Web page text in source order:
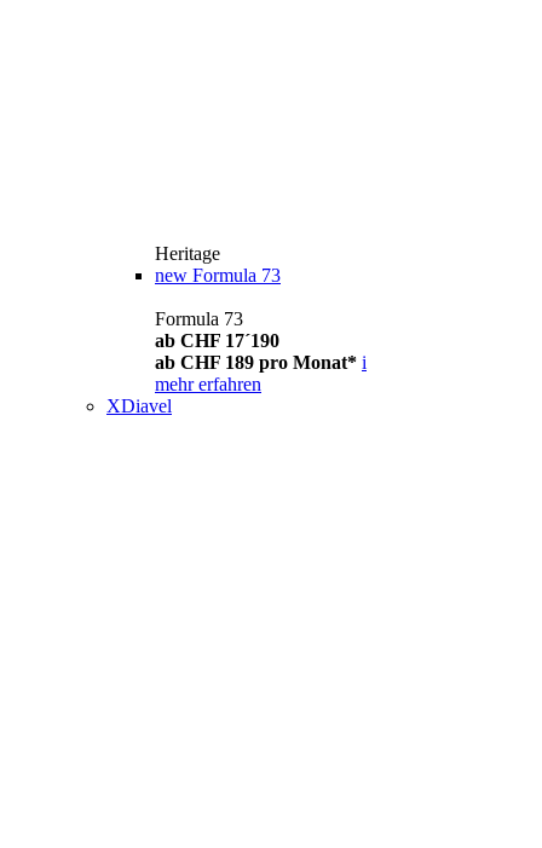
Heritage
new Formula 73
Formula 73
ab CHF 17´190
ab CHF 189 pro Monat* i
mehr erfahren
XDiavel